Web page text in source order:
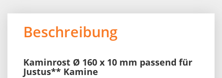
Beschreibung
Kaminrost Ø 160 x 10 mm passend für
Justus** Kamine